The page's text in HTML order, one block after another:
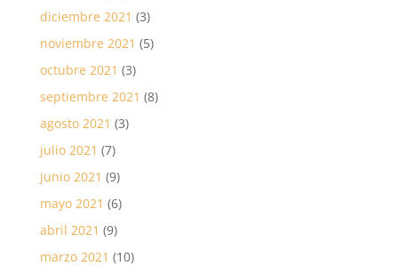
diciembre 2021 (3)
noviembre 2021 (5)
octubre 2021 (3)
septiembre 2021 (8)
agosto 2021 (3)
julio 2021 (7)
junio 2021 (9)
mayo 2021 (6)
abril 2021 (9)
marzo 2021 (10)